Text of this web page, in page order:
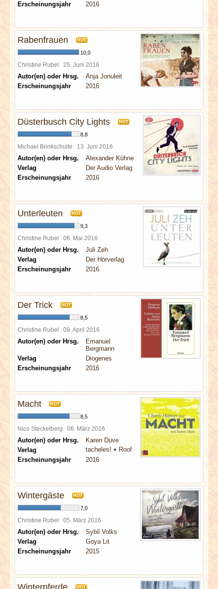
Erscheinungsjahr
2016
Rabenfrauen HOT
10,0
Christine Rubel 25. Juni 2016
Autor(en) oder Hrsg.
Anja Jonuleit
Erscheinungsjahr
2016
Düsterbusch City Lights HOT
8,8
Michael Brinkschulte 13. Juni 2016
Autor(en) oder Hrsg.
Alexander Kühne
Verlag
Der Audio Verlag
Erscheinungsjahr
2016
Unterleuten HOT
9,3
Christine Rubel 06. Mai 2016
Autor(en) oder Hrsg.
Juli Zeh
Verlag
Der Hörverlag
Erscheinungsjahr
2016
Der Trick HOT
8,5
Christine Rubel 09. April 2016
Autor(en) oder Hrsg.
Emanuel
Bergmann
Verlag
Diogenes
Erscheinungsjahr
2016
Macht HOT
8,5
Nico Steckelberg 06. März 2016
Autor(en) oder Hrsg.
Karen Duve
Verlag
tacheles!
Roof
Erscheinungsjahr
2016
Wintergäste HOT
7,0
Christine Rubel 05. März 2016
Autor(en) oder Hrsg.
Sybil Volks
Verlag
Goya Lit
Erscheinungsjahr
2015
Winterpferde HOT